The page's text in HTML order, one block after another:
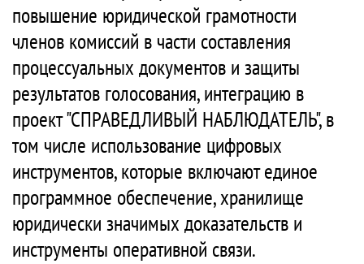
повышение юридической грамотности
членов комиссий в части составления
процессуальных документов и защиты
результатов голосования, интеграцию в
проект "СПРАВЕДЛИВЫЙ НАБЛЮДАТЕЛЬ", в
том числе использование цифровых
инструментов, которые включают единое
программное обеспечение, хранилище
юридически значимых доказательств и
инструменты оперативной связи.